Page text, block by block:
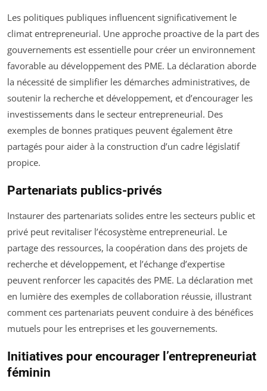
Les politiques publiques influencent significativement le
climat entrepreneurial. Une approche proactive de la part des
gouvernements est essentielle pour créer un environnement
favorable au développement des PME. La déclaration aborde
la nécessité de simplifier les démarches administratives, de
soutenir la recherche et développement, et d’encourager les
investissements dans le secteur entrepreneurial. Des
exemples de bonnes pratiques peuvent également être
partagés pour aider à la construction d’un cadre législatif
propice.
Partenariats publics-privés
Instaurer des partenariats solides entre les secteurs public et
privé peut revitaliser l’écosystème entrepreneurial. Le
partage des ressources, la coopération dans des projets de
recherche et développement, et l’échange d’expertise
peuvent renforcer les capacités des PME. La déclaration met
en lumière des exemples de collaboration réussie, illustrant
comment ces partenariats peuvent conduire à des bénéfices
mutuels pour les entreprises et les gouvernements.
Initiatives pour encourager l’entrepreneuriat
féminin